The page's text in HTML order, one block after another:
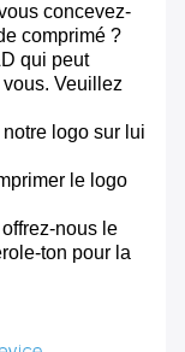
concevez-
comprimé ?
qui peut
Veuillez
logo sur lui
le logo
nous le
ton pour la